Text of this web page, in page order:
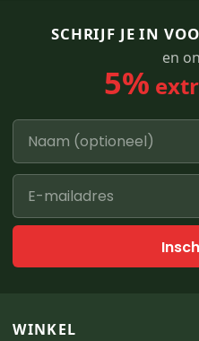
SCHRIJF JE IN
en
5%
WINKEL